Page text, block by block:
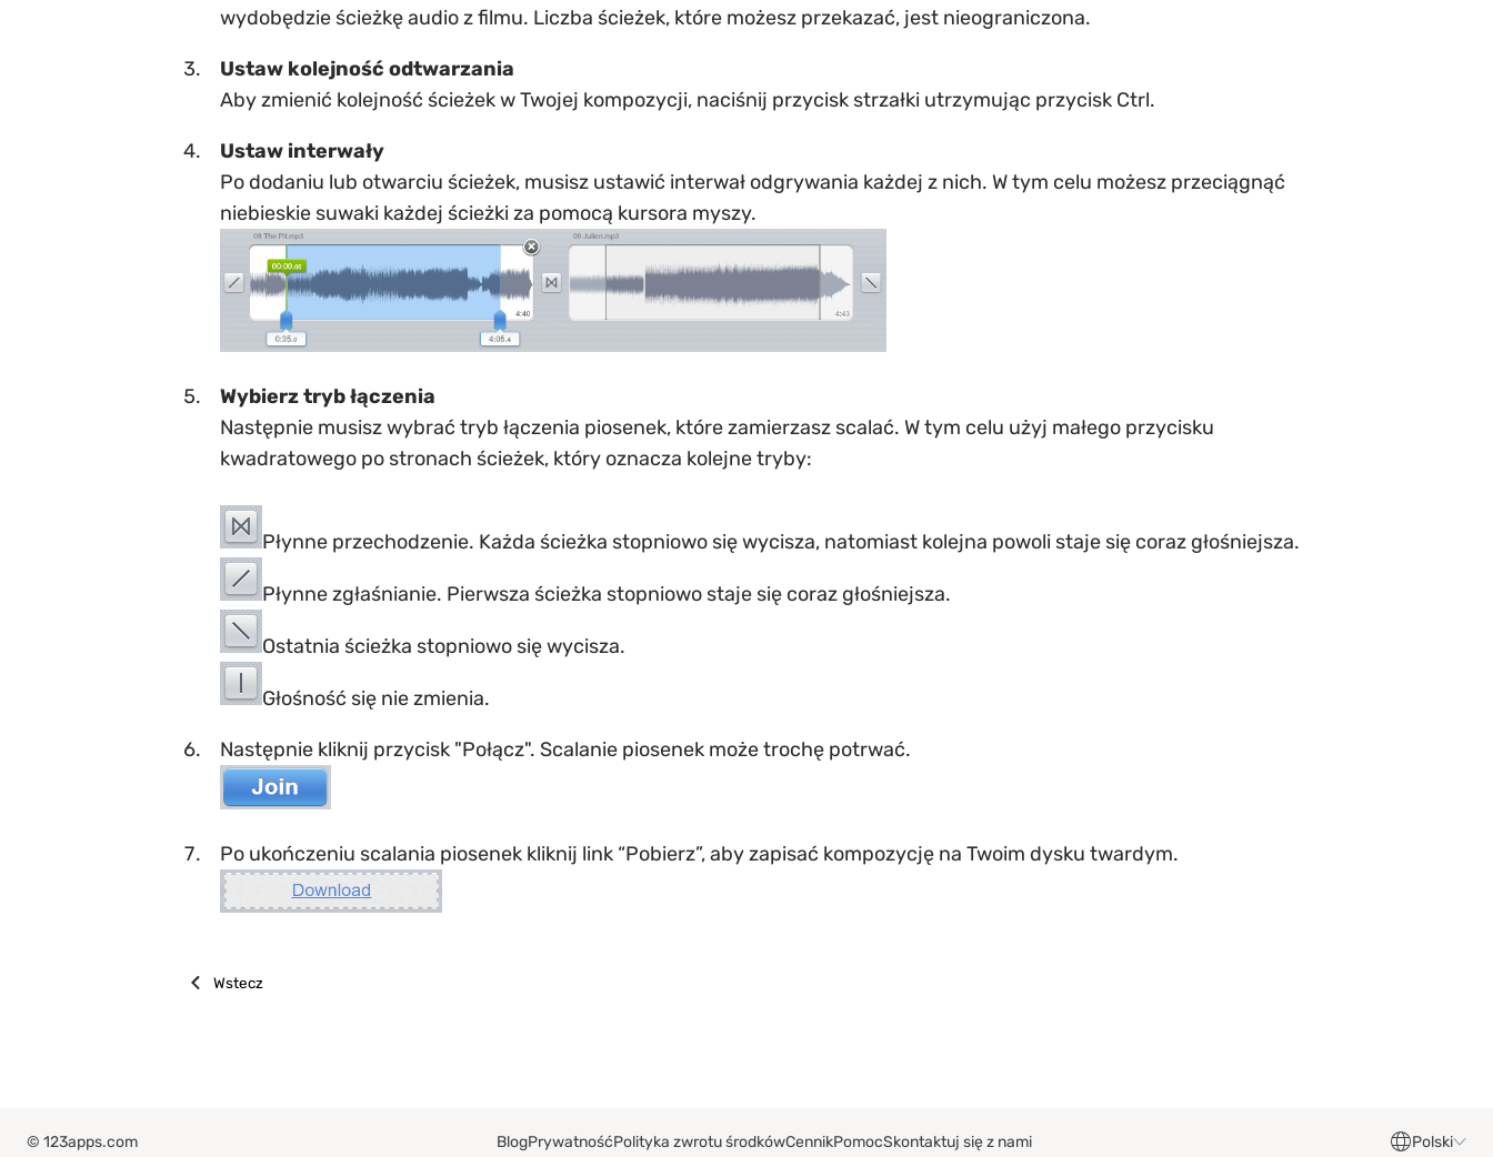
wydobędzie ścieżkę audio z filmu. Liczba ścieżek, które możesz przekazać, jest nieograniczona.
Ustaw kolejność odtwarzania
Aby zmienić kolejność ścieżek w Twojej kompozycji, naciśnij przycisk strzałki utrzymując przycisk Ctrl.
Ustaw interwały
Po dodaniu lub otwarciu ścieżek, musisz ustawić interwał odgrywania każdej z nich. W tym celu możesz przeciągnąć
niebieskie suwaki każdej ścieżki za pomocą kursora myszy.
Wybierz tryb łączenia
Następnie musisz wybrać tryb łączenia piosenek, które zamierzasz scalać. W tym celu użyj małego przycisku
kwadratowego po stronach ścieżek, który oznacza kolejne tryby:
Płynne przechodzenie. Każda ścieżka stopniowo się wycisza, natomiast kolejna powoli staje się coraz głośniejsza.
Płynne zgłaśnianie. Pierwsza ścieżka stopniowo staje się coraz głośniejsza.
Ostatnia ścieżka stopniowo się wycisza.
Głośność się nie zmienia.
Następnie kliknij przycisk "Połącz". Scalanie piosenek może trochę potrwać.
Po ukończeniu scalania piosenek kliknij link “Pobierz”, aby zapisać kompozycję na Twoim dysku twardym.
Wstecz
© 123apps.com BlogPrywatnośćPolityka zwrotu środkówCennikPomocSkontaktuj się z nami Polski